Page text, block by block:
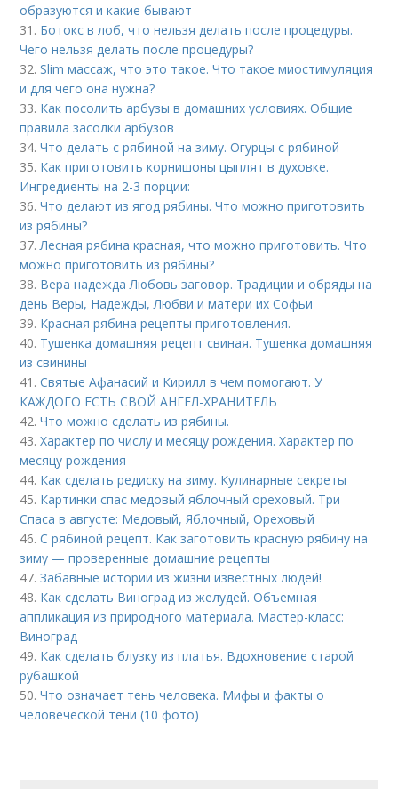
образуются и какие бывают
31. Ботокс в лоб, что нельзя делать после процедуры.
Чего нельзя делать после процедуры?
32.Slim массаж, что это такое. Что такое миостимуляция
и для чего она нужна?
33. Как посолить арбузы в домашних условиях. Общие
правила засолки арбузов
34.Что делать с рябиной на зиму. Огурцы с рябиной
35. Как приготовить корнишоны цыплят в духовке.
Ингредиенты на 2-3 порции:
36.Что делают из ягод рябины. Что можно приготовить
из рябины?
37.Лесная рябина красная, что можно приготовить. Что
можно приготовить из рябины?
38. Вера надежда Любовь заговор. Традиции и обряды на
день Веры, Надежды, Любви и матери их Софьи
39. Красная рябина рецепты приготовления.
40. Тушенка домашняя рецепт свиная. Тушенка домашняя
из свинины
41.Святые Афанасий и Кирилл в чем помогают. У
КАЖДОГО ЕСТЬ СВОЙ АНГЕЛ-ХРАНИТЕЛЬ
42.Что можно сделать из рябины.
43.Характер по числу и месяцу рождения. Характер по
месяцу рождения
44. Как сделать редиску на зиму. Кулинарные секреты
45. Картинки спас медовый яблочный ореховый. Три
Спаса в августе: Медовый, Яблочный, Ореховый
46.С рябиной рецепт. Как заготовить красную рябину на
зиму — проверенные домашние рецепты
47.Забавные истории из жизни известных людей!
48. Как сделать Виноград из желудей. Объемная
аппликация из природного материала. Мастер-класс:
Виноград
49. Как сделать блузку из платья. Вдохновение старой
рубашкой
50.Что означает тень человека. Мифы и факты о
человеческой тени (10 фото)